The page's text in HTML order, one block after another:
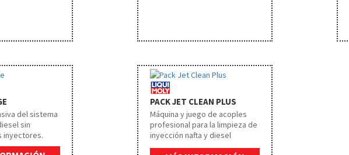
del sistema
sin
inyectores.
PACK JET CLEAN PLUS
Máquina y juego de acoples
profesional para la limpieza de
inyección nafta y diesel
common rail.